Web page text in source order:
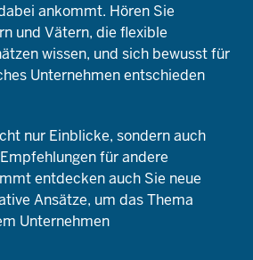
ankommt. Hören Sie
und Vätern, die flexible
wissen, und sich bewusst für
Unternehmen entschieden
nur Einblicke, sondern auch
für andere
entdecken auch Sie neue
Ansätze, um das Thema
Unternehmen